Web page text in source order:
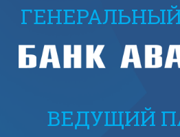
ВЕДУЩИЙ